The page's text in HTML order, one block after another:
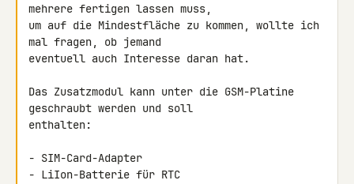
mehrere fertigen lassen muss,
um auf die Mindestfläche zu kommen, wollte ich
mal fragen, ob jemand
eventuell auch Interesse daran hat.
Das Zusatzmodul kann unter die GSM-Platine
geschraubt werden und soll
enthalten:
- SIM-Card-Adapter
- LiIon-Batterie für RTC